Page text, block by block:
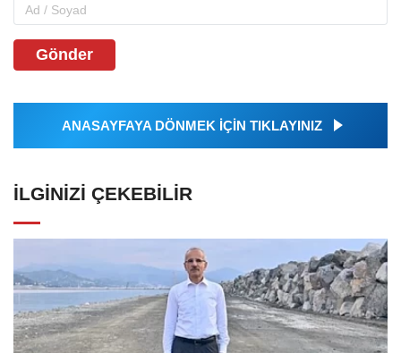
Gönder
ANASAYFAYA DÖNMEK İÇİN TIKLAYINIZ
İLGINIZI ÇEKEBILIR